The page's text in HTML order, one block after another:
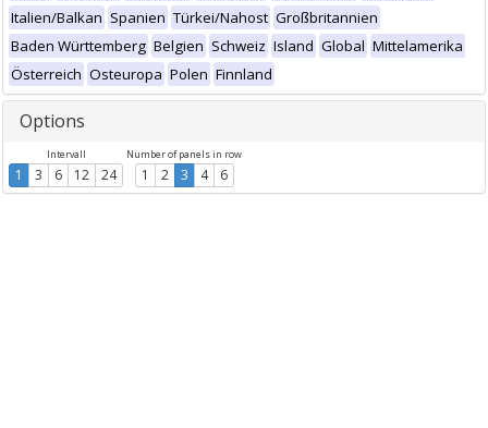
Italien/Balkan Spanien Türkei/Nahost Großbritannien
Baden Württemberg Belgien Schweiz Island Global Mittelamerika
Österreich Osteuropa Polen Finnland
Options
Intervall
1 3 6 12 24
Number of panels in row
1 2 3 4 6